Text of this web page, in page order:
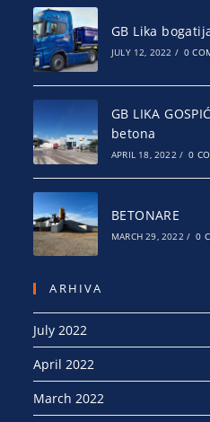
GB Lika
JULY 12, 2022 / 0
GB LIKA
betona
APRIL 18, 2022 / 0
BETONARE
MARCH 29, 2022 / 0
ARHIVA
July 2022
April 2022
March 2022